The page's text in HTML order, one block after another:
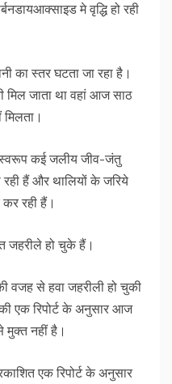
मे वृद्धि हो रही
का स्तर घटता जा रहा है।
मिल जाता था वहां आज साठ
मिलता।
कई जलीय जीव-जंतु
रही हैं और थालियों के जरिये
कर रही हैं।
जहरीले हो चुके हैं।
वजह से हवा जहरीली हो चुकी
एक रिपोर्ट के अनुसार आज
मुक्त नहीं है।
एक रिपोर्ट के अनुसार